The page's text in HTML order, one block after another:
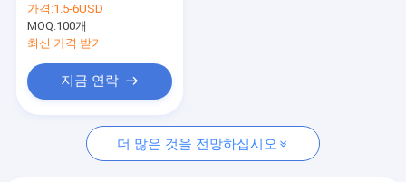
치 상자
가격:1.5-6USD
MOQ:100개
최신 가격 받기
지금 연락
더 많은 것을 전망하십시오